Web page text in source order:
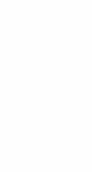
en...